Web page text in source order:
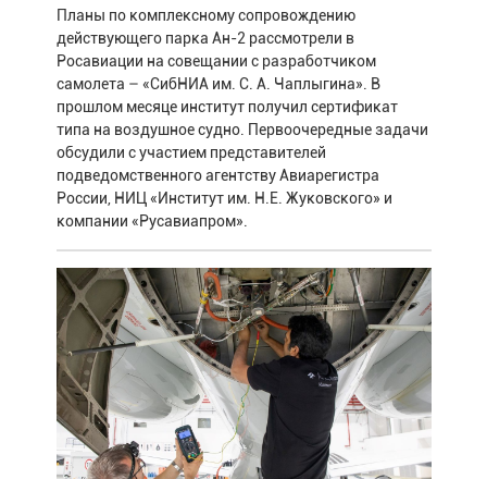
Планы по комплексному сопровождению
действующего парка Ан-2 рассмотрели в
Росавиации на совещании с разработчиком
самолета – «СибНИА им. С. А. Чаплыгина». В
прошлом месяце институт получил сертификат
типа на воздушное судно. Первоочередные задачи
обсудили с участием представителей
подведомственного агентству Авиарегистра
России, НИЦ «Институт им. Н.Е. Жуковского» и
компании «Русавиапром».